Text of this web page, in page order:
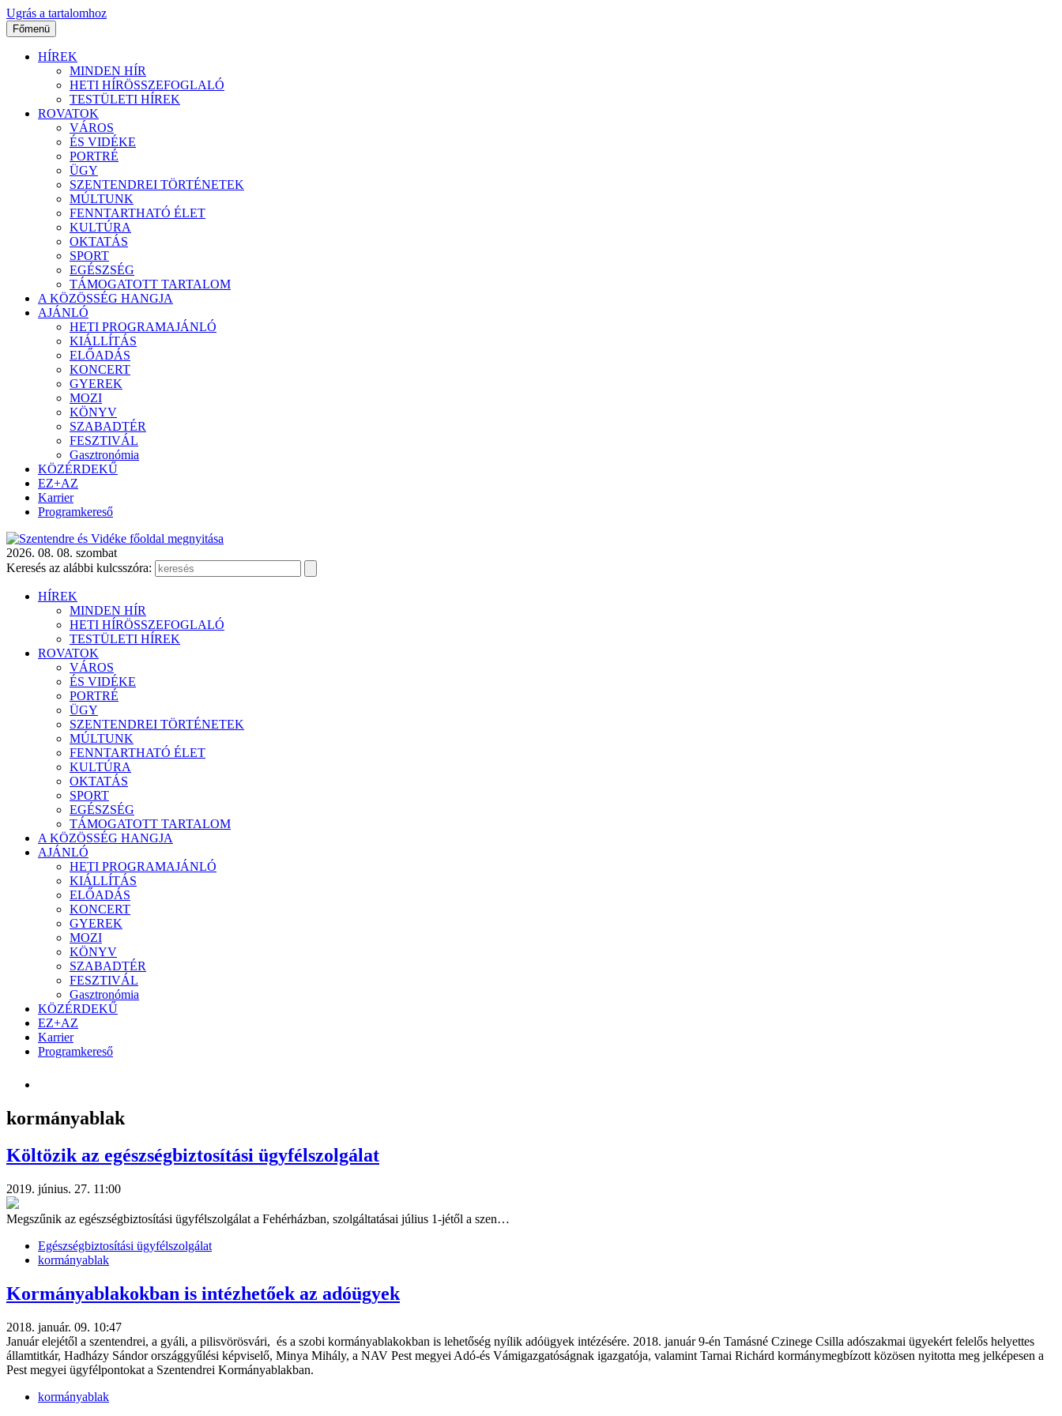
Ugrás a tartalomhoz
Főmenü
HÍREK
MINDEN HÍR
HETI HÍRÖSSZEFOGLALÓ
TESTÜLETI HÍREK
ROVATOK
VÁROS
ÉS VIDÉKE
PORTRÉ
ÜGY
SZENTENDREI TÖRTÉNETEK
MÚLTUNK
FENNTARTHATÓ ÉLET
KULTÚRA
OKTATÁS
SPORT
EGÉSZSÉG
TÁMOGATOTT TARTALOM
A KÖZÖSSÉG HANGJA
AJÁNLÓ
HETI PROGRAMAJÁNLÓ
KIÁLLÍTÁS
ELŐADÁS
KONCERT
GYEREK
MOZI
KÖNYV
SZABADTÉR
FESZTIVÁL
Gasztronómia
KÖZÉRDEKŰ
EZ+AZ
Karrier
Programkereső
2026. 08. 08. szombat
Keresés az alábbi kulcsszóra:
HÍREK
MINDEN HÍR
HETI HÍRÖSSZEFOGLALÓ
TESTÜLETI HÍREK
ROVATOK
VÁROS
ÉS VIDÉKE
PORTRÉ
ÜGY
SZENTENDREI TÖRTÉNETEK
MÚLTUNK
FENNTARTHATÓ ÉLET
KULTÚRA
OKTATÁS
SPORT
EGÉSZSÉG
TÁMOGATOTT TARTALOM
A KÖZÖSSÉG HANGJA
AJÁNLÓ
HETI PROGRAMAJÁNLÓ
KIÁLLÍTÁS
ELŐADÁS
KONCERT
GYEREK
MOZI
KÖNYV
SZABADTÉR
FESZTIVÁL
Gasztronómia
KÖZÉRDEKŰ
EZ+AZ
Karrier
Programkereső
kormányablak
Költözik az egészségbiztosítási ügyfélszolgálat
2019. június. 27. 11:00
Megszűnik az egészségbiztosítási ügyfélszolgálat a Fehérházban, szolgáltatásai július 1-jétől a szen…
Egészségbiztosítási ügyfélszolgálat
kormányablak
Kormányablakokban is intézhetőek az adóügyek
2018. január. 09. 10:47
Január elejétől a szentendrei, a gyáli, a pilisvörösvári, és a szobi kormányablakokban is lehetőség nyílik adóügyek intézésére. 2018. január 9-én Tamásné Czinege Csilla adószakmai ügyekért felelős helyettes
államtitkár, Hadházy Sándor országgyűlési képviselő, Minya Mihály, a NAV Pest megyei Adó-és Vámigazgatóságnak igazgatója, valamint Tarnai Richárd kormánymegbízott közösen nyitotta meg jelképesen a
Pest megyei ügyfélpontokat a Szentendrei Kormányablakban.
kormányablak